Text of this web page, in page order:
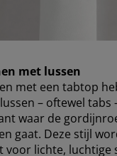
met lussen
met een tabtop
– oftewel tabs
waar de
gaat. Deze stijl
voor lichte, luchtige